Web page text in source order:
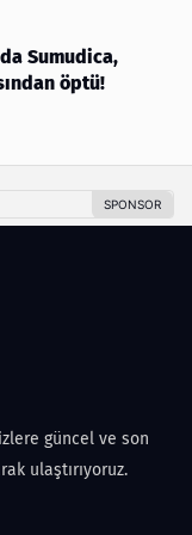
Sumudica,
öptü!
güncel ve son
ulaştırıyoruz.